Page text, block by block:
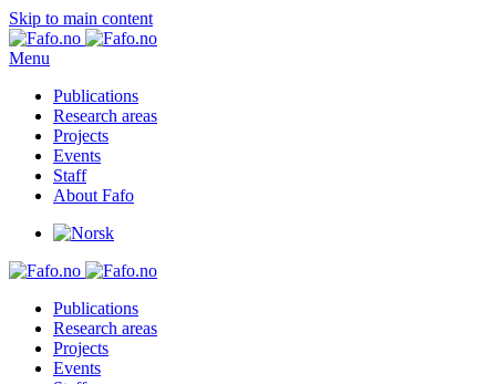
Skip to main content
Menu
Publications
Research areas
Projects
Events
Staff
About Fafo
Publications
Research areas
Projects
Events